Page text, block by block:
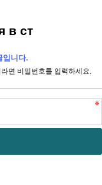
в ст
입니다.
면 비밀번호를 입력하세요.